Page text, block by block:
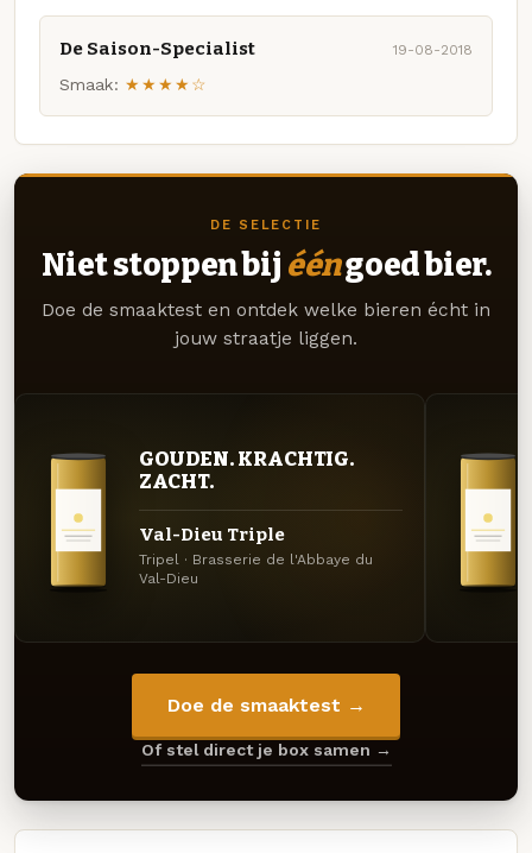
De Saison-Specialist 19-08-2018
Smaak: ★★★★☆
DE SELECTIE
Niet stoppen bij ééngoed bier.
Doe de smaaktest en ontdek welke bieren écht in
jouw straatje liggen.
GOUDEN. KRACHTIG.
ZACHT.
Val-Dieu Triple
Tripel · Brasserie de l'Abbaye du
Val-Dieu
Doe de smaaktest →
Of stel direct je box samen →